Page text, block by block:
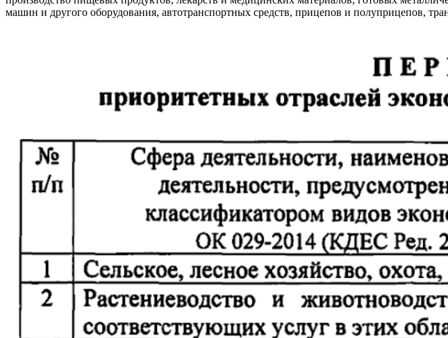
машин и другого оборудования, автотранспортных средств, прицепов и полуприцепов,